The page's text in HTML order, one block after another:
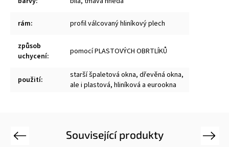
rám: profil válcovaný hliníkový plech
způsob
uchycení: pomocí PLASTOVÝCH OBRTLÍKŮ
použití:
starší špaletová okna, dřevěná okna,
ale i plastová, hliníková a eurookna
Související produkty
Previous Next